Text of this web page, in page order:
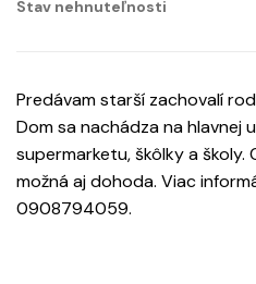
Stav nehnuteľnosti
Predávam starší zachovalí
Dom sa nachádza na hlavnej
supermarketu, škôlky a
možná aj dohoda. Viac
0908794059.